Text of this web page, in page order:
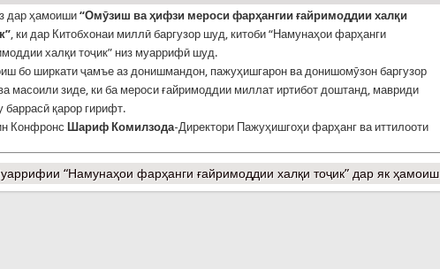
дар ҳамоиши “Омӯзиш ва ҳифзи мероси фарҳангии ғайримоддии халқи
, ки дар Китобхонаи миллӣ баргузор шуд, китоби “Намунаҳои фарҳанги
халқи тоҷик” низ муаррифӣ шуд.
бо ширкати ҷамъе аз донишмандон, пажуҳишгарон ва донишомӯзон баргузор
масоили зиде, ки ба мероси ғайримоддии миллат иртибот доштанд, мавриди
баррасӣ қарор гирифт.
Конфронс Шариф Комилзода-Директори Пажуҳишгоҳи фарҳанг ва иттилооти
“Намунаҳои фарҳанги ғайримоддии халқи тоҷик” дар як ҳамоиш